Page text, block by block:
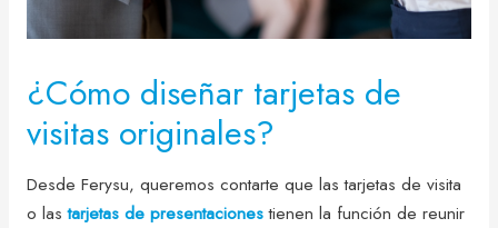
¿Cómo diseñar tarjetas de
visitas originales?
Desde Ferysu, queremos contarte que las tarjetas de visita
o lastarjetas de presentacionestienen la función de reunir